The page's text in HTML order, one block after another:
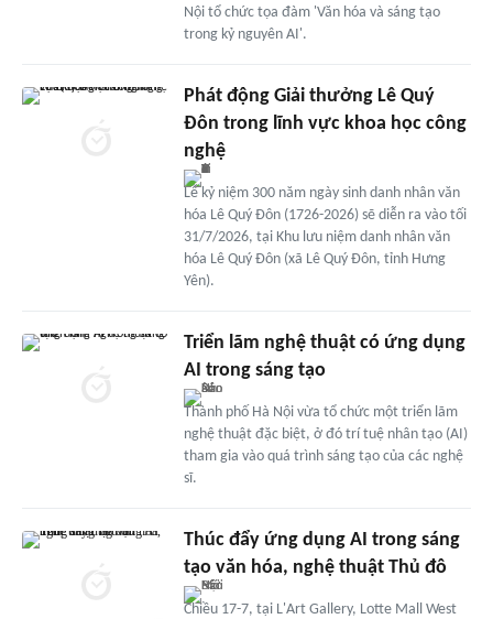
Nội tổ chức tọa đàm 'Văn hóa và sáng tạo
trong kỷ nguyên AI'.
Phát động Giải thưởng Lê Quý
Đôn trong lĩnh vực khoa học công
nghệ
Lễ kỷ niệm 300 năm ngày sinh danh nhân văn
hóa Lê Quý Đôn (1726-2026) sẽ diễn ra vào tối
31/7/2026, tại Khu lưu niệm danh nhân văn
hóa Lê Quý Đôn (xã Lê Quý Đôn, tỉnh Hưng
Yên).
Triển lãm nghệ thuật có ứng dụng
AI trong sáng tạo
Thành phố Hà Nội vừa tổ chức một triển lãm
nghệ thuật đặc biệt, ở đó trí tuệ nhân tạo (AI)
tham gia vào quá trình sáng tạo của các nghệ
sĩ.
Thúc đẩy ứng dụng AI trong sáng
tạo văn hóa, nghệ thuật Thủ đô
Chiều 17-7, tại L'Art Gallery, Lotte Mall West